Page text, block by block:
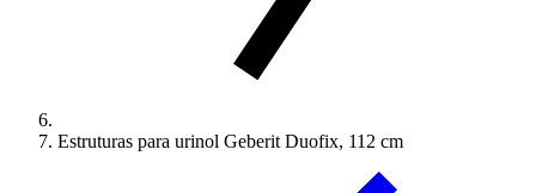
Estruturas para urinol Geberit Duofix, 112 cm